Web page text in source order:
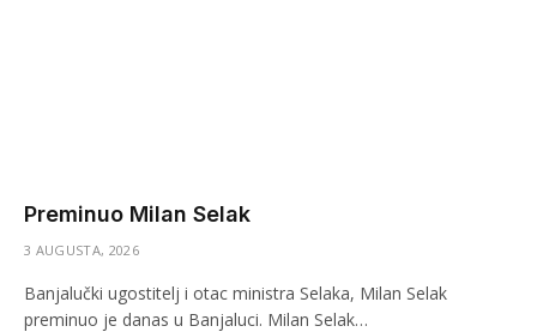
Preminuo Milan Selak
3 AUGUSTA, 2026
Banjalučki ugostitelj i otac ministra Selaka, Milan Selak
preminuo je danas u Banjaluci. Milan Selak…